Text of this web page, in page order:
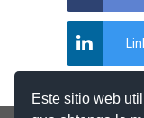
Este sitio web